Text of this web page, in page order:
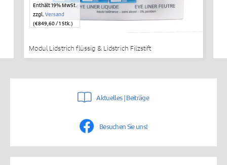
Enthält 19% MwSt.
zzgl. Versand
(€849,60/ 1 Stk.)
Modul Lidstrich flüssig & Lidstrich Filzstift
Aktuelles | Beiträge
Besuchen Sie uns!